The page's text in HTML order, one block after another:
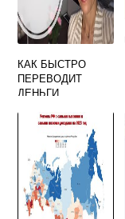
КАК БЫСТРО
ПЕРЕВОДИТ
ДЕНЬГИ
ИПОТЕКЕ
ПРОДАВЦУ